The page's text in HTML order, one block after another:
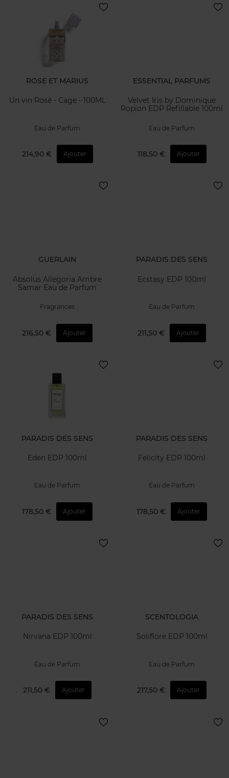
ROSE ET MARIUS
Un vin Rosé - Cage - 100ML
Eau de Parfum
214,90 € Ajouter
ESSENTIAL PARFUMS
Velvet Iris by Dominique
Ropion EDP Refillable 100ml
Eau de Parfum
118,50 € Ajouter
GUERLAIN
Absolus Allegoria Ambre
Samar Eau de Parfum
Fragrances
216,50 € Ajouter
PARADIS DES SENS
Ecstasy EDP 100ml
Eau de Parfum
211,50 € Ajouter
PARADIS DES SENS
Eden EDP 100ml
Eau de Parfum
178,50 € Ajouter
PARADIS DES SENS
Felicity EDP 100ml
Eau de Parfum
178,50 € Ajouter
PARADIS DES SENS
Nirvana EDP 100ml
Eau de Parfum
211,50 € Ajouter
SCENTOLOGIA
Soliflore EDP 100ml
Eau de Parfum
217,50 € Ajouter